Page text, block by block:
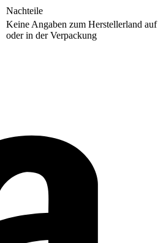
Nachteile
Keine Angaben zum Herstellerland auf
oder in der Verpackung